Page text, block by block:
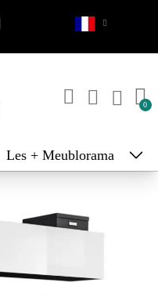
Les + Meublorama